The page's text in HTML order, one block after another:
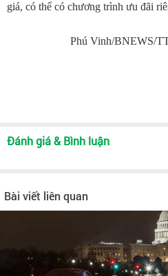
giá, có thể có chương trình ưu đãi
Phú Vinh/BNEWS/
Đánh giá & Bình luận
Bài viết liên quan